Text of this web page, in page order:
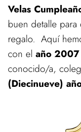
Velas
buen detalle
regalo. Aquí
con el año 2007
conocido/a,
(Diecinueve)